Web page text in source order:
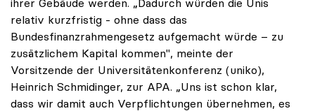
relativ kurzfristig - ohne dass das
Bundesfinanzrahmengesetz aufgemacht würde – zu
zusätzlichem Kapital kommen", meinte der
Vorsitzende der Universitätenkonferenz (uniko),
Heinrich Schmidinger, zur APA. „Uns ist schon klar,
dass wir damit auch Verpflichtungen übernehmen, es